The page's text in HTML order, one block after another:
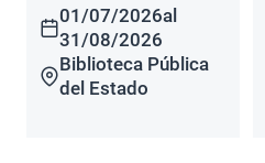
01/07/2026al
31/08/2026
Biblioteca Pública
del Estado